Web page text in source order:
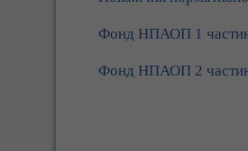
Фонд НПАОП 1
Фонд НПАОП 2